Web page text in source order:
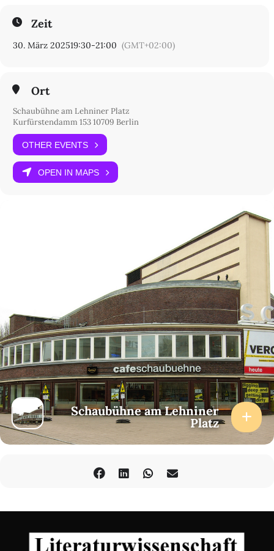
Zeit
30. März 202519:30-21:00 (GMT+02:00)
Ort
Schaubühne am Lehniner Platz
Kurfürstendamm 153 10709 Berlin
OTHER EVENTS
OPEN IN MAPS
Schaubühne am Lehniner
Platz